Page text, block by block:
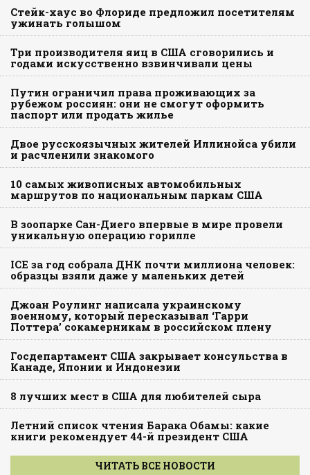
Стейк-хаус во Флориде предложил посетителям
ужинать голышом
Три производителя яиц в США сговорились и
годами искусственно взвинчивали цены
Путин ограничил права проживающих за
рубежом россиян: они не смогут оформить
паспорт или продать жилье
Двое русскоязычных жителей Иллинойса убили
и расчленили знакомого
10 самых живописных автомобильных
маршрутов по национальным паркам США
В зоопарке Сан-Диего впервые в мире провели
уникальную операцию горилле
ICE за год собрала ДНК почти миллиона человек:
образцы взяли даже у маленьких детей
Джоан Роулинг написала украинскому
военному, который пересказывал ‘Гарри
Поттера’ сокамерникам в российском плену
Госдепартамент США закрывает консульства в
Канаде, Японии и Индонезии
8 лучших мест в США для любителей сыра
Летний список чтения Барака Обамы: какие
книги рекомендует 44-й президент США
ЧИТАТЬ ВСЕ НОВОСТИ